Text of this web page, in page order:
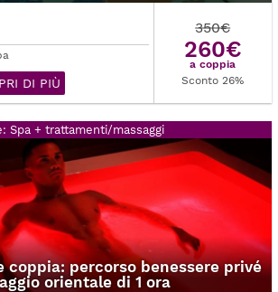
DI PIÙ
350€
260€
a coppia
Sconto 26%
Spa + trattamenti/massaggi
coppia: percorso benessere privé
orientale di 1 ora